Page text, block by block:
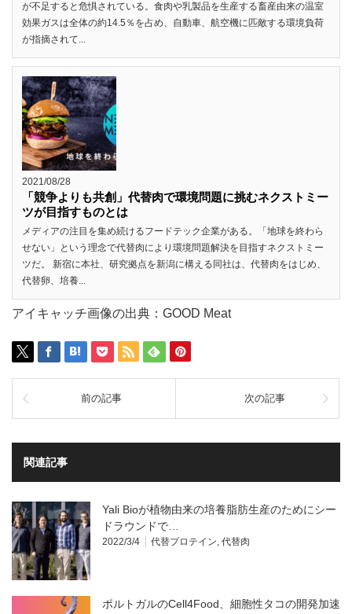
が不足すると危惧されている。食肉や乳製品を生産する畜産由来の温室
効果ガスは全体の約14.5％を占め、自動車、航空機に匹敵する環境負荷
が指摘されて...
2021/08/28
「競争よりも共創」代替肉で環境問題に挑むネクストミー
ツが目指すものとは
メディアの注目を集め続けるフードテック企業がある。「地球を終わら
せない」という理念で代替肉により環境問題解決を目指すネクストミー
ツだ。 新宿に本社、研究拠点を新潟に構える同社は、代替肉をはじめ、
代替卵、培養...
アイキャッチ画像の出典：GOOD Meat
前の記事 次の記事
関連記事
Yali Bioが植物由来の培養脂肪生産のためにシー
ドラウンドで…
2022/3/4 代替プロテイン, 代替肉
ポルトガルのCell4Food、細胞性タコの開発加速